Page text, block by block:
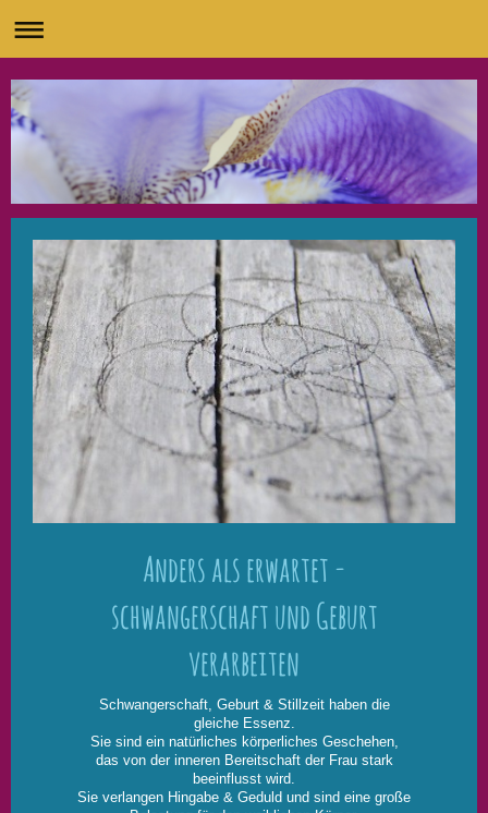
Anders als erwartet -
schwangerschaft und Geburt
verarbeiten
Schwangerschaft, Geburt & Stillzeit haben die
gleiche Essenz.
Sie sind ein natürliches körperliches Geschehen,
das von der inneren Bereitschaft der Frau stark
beeinflusst wird.
Sie verlangen Hingabe & Geduld und sind eine große